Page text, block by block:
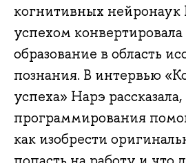
когнитивных
успехом
образование в область
познания. В интервью
успеха» Нарэ
программирования
как изобрести